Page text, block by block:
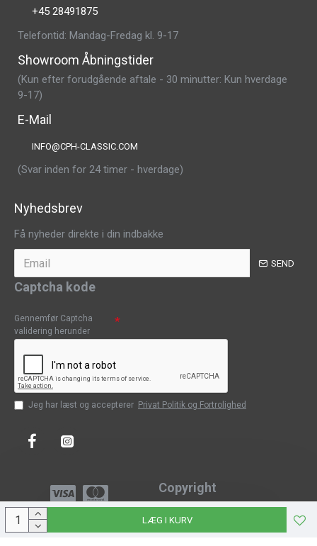
LÆG I KURV
+45 28491875
Telefontid: Mandag-Fredag kl. 9-17
Showroom Åbningstider
(Kun efter forudgående aftale - 30 minutter: Kun hverdage
9-17)
E-Mail
INFO@CPH-CLASSIC.COM
(Svar inden for 24 timer - hverdage)
Nyhedsbrev
Få nyheder direkte i din indbakke
SEND
Captcha kode
Gennemfør Captcha
validering herunder
Jeg har læst og accepterer Privat Politik og Fortrolighed
Copyright
Copyright © 2023, CPH-Classic
J-Web